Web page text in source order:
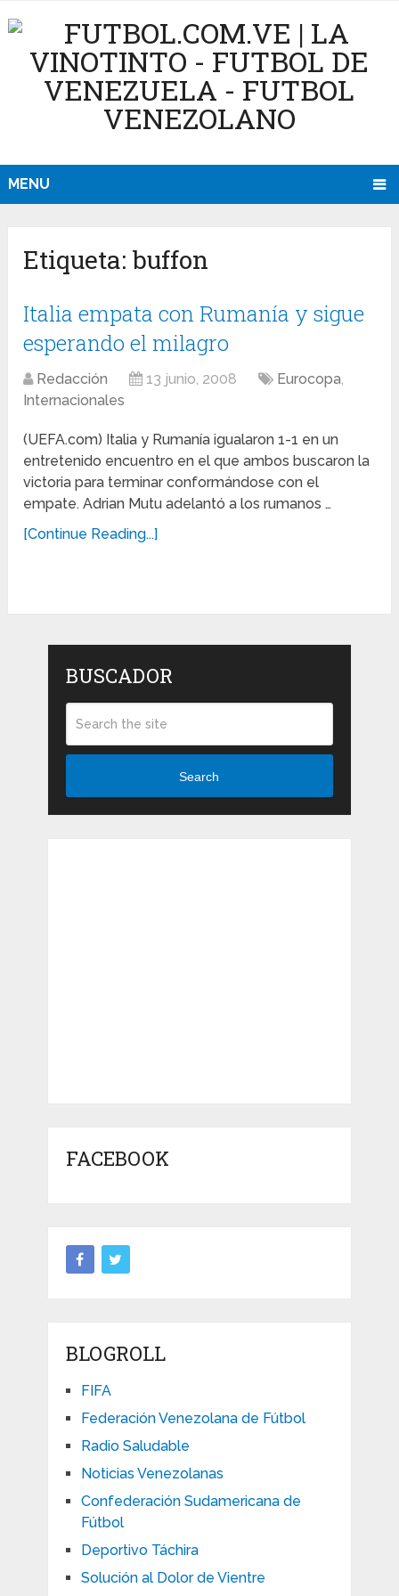
MENU
Etiqueta:buffon
Italia empata con Rumanía y sigue
esperando el milagro
Redacción 13 junio, 2008 Eurocopa,
Internacionales
(UEFA.com) Italia y Rumanía igualaron 1-1 en un
entretenido encuentro en el que ambos buscaron la
victoria para terminar conformándose con el
empate. Adrian Mutu adelantó a los rumanos …
[Continue Reading...]
BUSCADOR
Search
FACEBOOK
BLOGROLL
FIFA
Federación Venezolana de Fútbol
Radio Saludable
Noticias Venezolanas
Confederación Sudamericana de
Fútbol
Deportivo Táchira
Solución al Dolor de Vientre